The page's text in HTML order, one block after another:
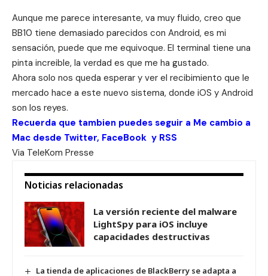
Aunque me parece interesante, va muy fluido, creo que
BB10 tiene demasiado parecidos con Android, es mi
sensación, puede que me equivoque. El terminal tiene una
pinta increible, la verdad es que me ha gustado.
Ahora solo nos queda esperar y ver el recibimiento que le
mercado hace a este nuevo sistema, donde iOS y Android
son los reyes.
Recuerda que tambien puedes seguir a Me cambio a
Mac desde Twitter, FaceBook y RSS
Via TeleKom Presse
Noticias relacionadas
La versión reciente del malware
LightSpy para iOS incluye
capacidades destructivas
La tienda de aplicaciones de BlackBerry se adapta a